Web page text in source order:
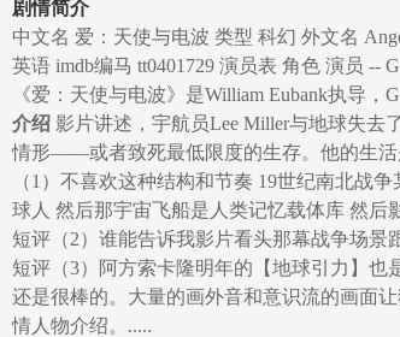
剧情简介
中文名 爱：天使与电波 类型 科幻 外文名
英语 imdb编马 tt0401729 演员表 角色 演员 --
《爱：天使与电波》是William Eubank执导
介绍 影片讲述，宇航员Lee Miller与地球失去
情形——或者致死最低限度的生存。他的生
（1）不喜欢这种结构和节奏 19世纪南北战
球人 然后那宇宙飞船是人类记忆载体库 然后
短评（2）谁能告诉我影片看头那幕战争场景
短评（3）阿方索卡隆明年的【地球引力】
还是很棒的。大量的画外音和意识流的画面
情人物介绍。.....